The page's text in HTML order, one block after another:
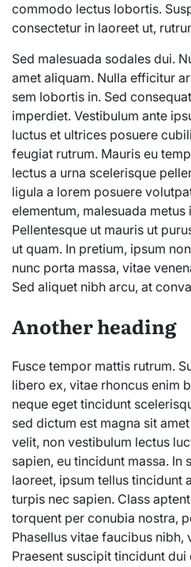
commodo lectus lobortis.
consectetur in laoreet ut,
Sed malesuada sodales dui.
amet aliquam. Nulla efficitur
sem lobortis in. Sed
imperdiet. Vestibulum ante
luctus et ultrices posuere
feugiat rutrum. Mauris eu
lectus a urna scelerisque
ligula a lorem posuere
elementum, malesuada
Pellentesque ut mauris ut
ut quam. In pretium, ipsum
nunc porta massa, vitae
Sed aliquet nibh arcu, at
Another heading
Fusce tempor mattis rutrum.
libero ex, vitae rhoncus enim
neque eget tincidunt
sed dictum est magna sit
velit, non vestibulum lectus
sapien, eu tincidunt massa. In
laoreet, ipsum tellus tincidunt
turpis nec sapien. Class
torquent per conubia nostra,
Phasellus vitae faucibus nibh,
Praesent suscipit tincidunt